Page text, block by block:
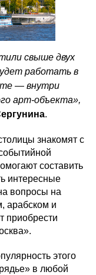
свыше двух
работать в
— внутри
арт-объекта»,
.
знакомят с
составить
интересные
вопросы на
арабском и
приобрести
этого
в любой